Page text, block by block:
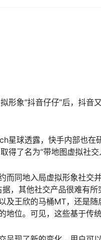
形象“抖音仔仔”后，抖音
星球透露，快手内部也
得了名为“带地图虚拟社
而同地入局虚拟形象社交
据，其他社交产品很难有
及王欣的马桶MT，还是
地位。可见，这些基于传